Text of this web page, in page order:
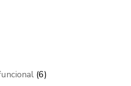
(6)